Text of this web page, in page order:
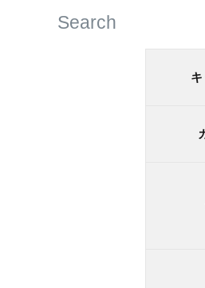
Search